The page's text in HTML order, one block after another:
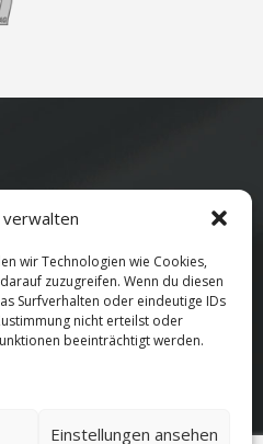
verwalten
wir Technologien wie Cookies,
zuzugreifen. Wenn du diesen
Surfverhalten oder eindeutige IDs
nicht erteilst oder
beeinträchtigt werden.
Einstellungen ansehen